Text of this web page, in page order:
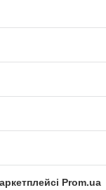
Prom.ua